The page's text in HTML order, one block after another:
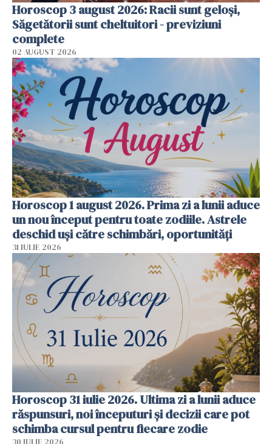
Horoscop 3 august 2026: Racii sunt geloși,
Săgetătorii sunt cheltuitori - previziuni
complete
02 AUGUST 2026
Horoscop 1 august 2026. Prima zi a lunii aduce
un nou început pentru toate zodiile. Astrele
deschid uși către schimbări, oportunități
31 IULIE 2026
Horoscop 31 iulie 2026. Ultima zi a lunii aduce
răspunsuri, noi începuturi și decizii care pot
schimba cursul pentru fiecare zodie